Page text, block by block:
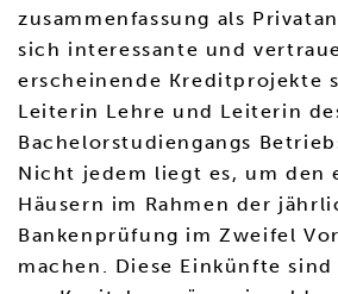
zusammenfassung als
sich interessante und
erscheinende Kreditprojekte
Leiterin Lehre und Leiterin
Bachelorstudiengangs
Nicht jedem liegt es, um den
Häusern im Rahmen der
Bankenprüfung im Zweifel
machen. Diese Einkünfte